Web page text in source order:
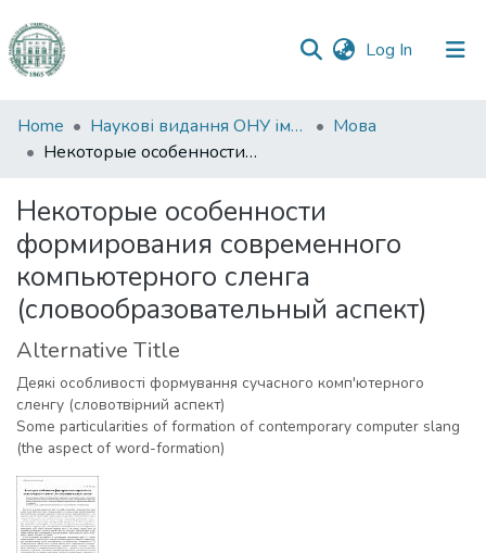
Log In (current)
Communities
&
All of DSpace
Statistics
Home Наукові видання ОНУ імені І. І. Мечникова
Мова
Некоторые особенности формирования современного компьютерного сленга (словообразовательный аспект)
Некоторые особенности
формирования современного
компьютерного сленга
(словообразовательный аспект)
Alternative Title
Деякі особливості формування сучасного комп'ютерного
сленгу (словотвірний аспект)
Some particularities of formation of contemporary computer slang
(the aspect of word-formation)